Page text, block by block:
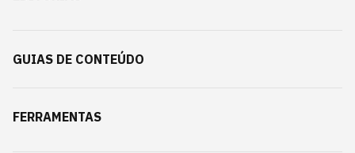
GUIAS DE CONTEÚDO
FERRAMENTAS